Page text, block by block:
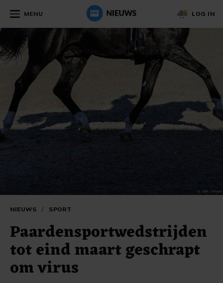
MENU LOG IN
NIEUWS / SPORT
Paardensportwedstrijden
tot eind maart geschrapt
om virus